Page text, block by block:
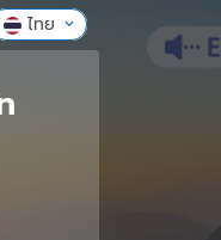
ไทย